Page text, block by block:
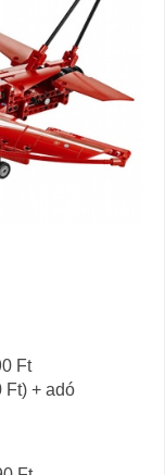
Ft
Ft) + adó